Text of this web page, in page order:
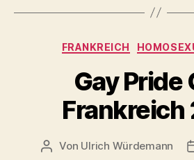
FRANKREICH
Gay Pride
Frankreich
Beitragsautor
Von Ulrich Würdemann